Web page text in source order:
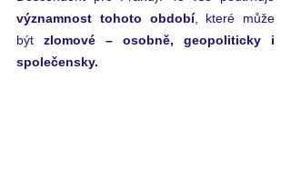
významnost tohoto období, které může
být zlomové – osobně, geopoliticky i
společensky.